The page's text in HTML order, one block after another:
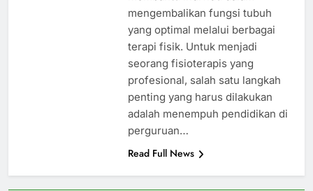
mengembalikan fungsi tubuh
yang optimal melalui berbagai
terapi fisik. Untuk menjadi
seorang fisioterapis yang
profesional, salah satu langkah
penting yang harus dilakukan
adalah menempuh pendidikan di
perguruan…
Read Full News